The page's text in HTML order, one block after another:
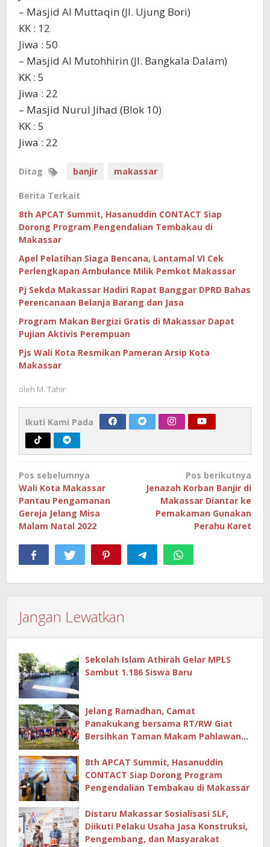
– Masjid Al Muttaqin (Jl. Ujung Bori)
KK : 12
Jiwa : 50
– Masjid Al Mutohhirin (Jl. Bangkala Dalam)
KK : 5
Jiwa : 22
– Masjid Nurul Jihad (Blok 10)
KK : 5
Jiwa : 22
Ditag banjir makassar
Berita Terkait
8th APCAT Summit, Hasanuddin CONTACT Siap
Dorong Program Pengendalian Tembakau di
Makassar
Apel Pelatihan Siaga Bencana, Lantamal VI Cek
Perlengkapan Ambulance Milik Pemkot Makassar
Pj Sekda Makassar Hadiri Rapat Banggar DPRD Bahas
Perencanaan Belanja Barang dan Jasa
Program Makan Bergizi Gratis di Makassar Dapat
Pujian Aktivis Perempuan
Pjs Wali Kota Resmikan Pameran Arsip Kota
Makassar
oleh M. Tahir
Ikuti Kami Pada
Navigasi
pos
Pos sebelumnya
Wali Kota Makassar
Pantau Pengamanan
Gereja Jelang Misa
Malam Natal 2022
Pos berikutnya
Jenazah Korban Banjir di
Makassar Diantar ke
Pemakaman Gunakan
Perahu Karet
Jangan Lewatkan
Sekolah Islam Athirah Gelar MPLS
Sambut 1.186 Siswa Baru
Jelang Ramadhan, Camat
Panakukang bersama RT/RW Giat
Bersihkan Taman Makam Pahlawan
8th APCAT Summit, Hasanuddin
CONTACT Siap Dorong Program
Pengendalian Tembakau di Makassar
Distaru Makassar Sosialisasi SLF,
Diikuti Pelaku Usaha Jasa Konstruksi,
Pengembang, dan Masyarakat